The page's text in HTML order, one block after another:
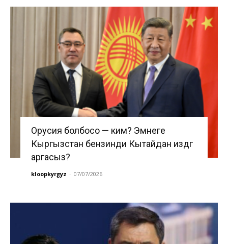
Орусия болбосо — ким? Эмнеге
Кыргызстан бензинди Кытайдан издөөгө
аргасыз?
kloopkyrgyz - 07/07/2026